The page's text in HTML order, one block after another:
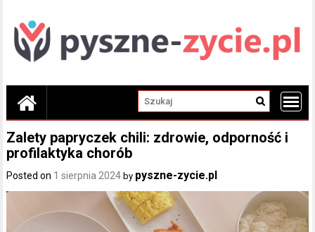
content
Zalety papryczek chili: zdrowie, odporność i
profilaktyka chorób
Posted on 1 sierpnia 2024 by pyszne-zycie.pl